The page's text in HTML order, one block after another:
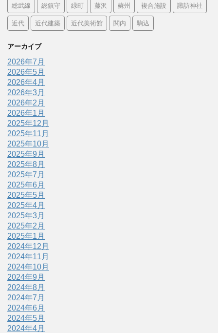
総武線 総鎮守 緑町 藤沢 蘇州 複合施設 諏訪神社
近代 近代建築 近代美術館 関内 駒込
アーカイブ
2026年7月
2026年5月
2026年4月
2026年3月
2026年2月
2026年1月
2025年12月
2025年11月
2025年10月
2025年9月
2025年8月
2025年7月
2025年6月
2025年5月
2025年4月
2025年3月
2025年2月
2025年1月
2024年12月
2024年11月
2024年10月
2024年9月
2024年8月
2024年7月
2024年6月
2024年5月
2024年4月